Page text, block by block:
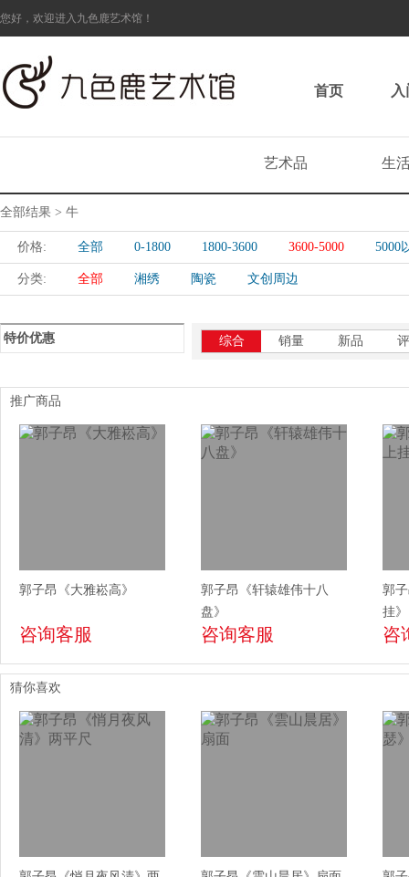
您好，欢迎进入九色鹿艺术馆！
首页
艺术品 生
全部结果 > 牛
价格: 全部 0-1800 1800-3600 3600-5000 5000
分类: 全部 湘绣 陶瓷 文创周边
特价优惠 综合 销量 新品
推广商品
郭子昂《大雅崧高》
咨询客服
郭子昂《轩辕雄伟十八
盘》
咨询客服
郭
挂》
咨
猜你喜欢